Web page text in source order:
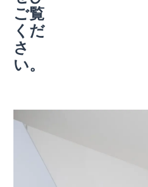
ご覧
くだ
さ
い。